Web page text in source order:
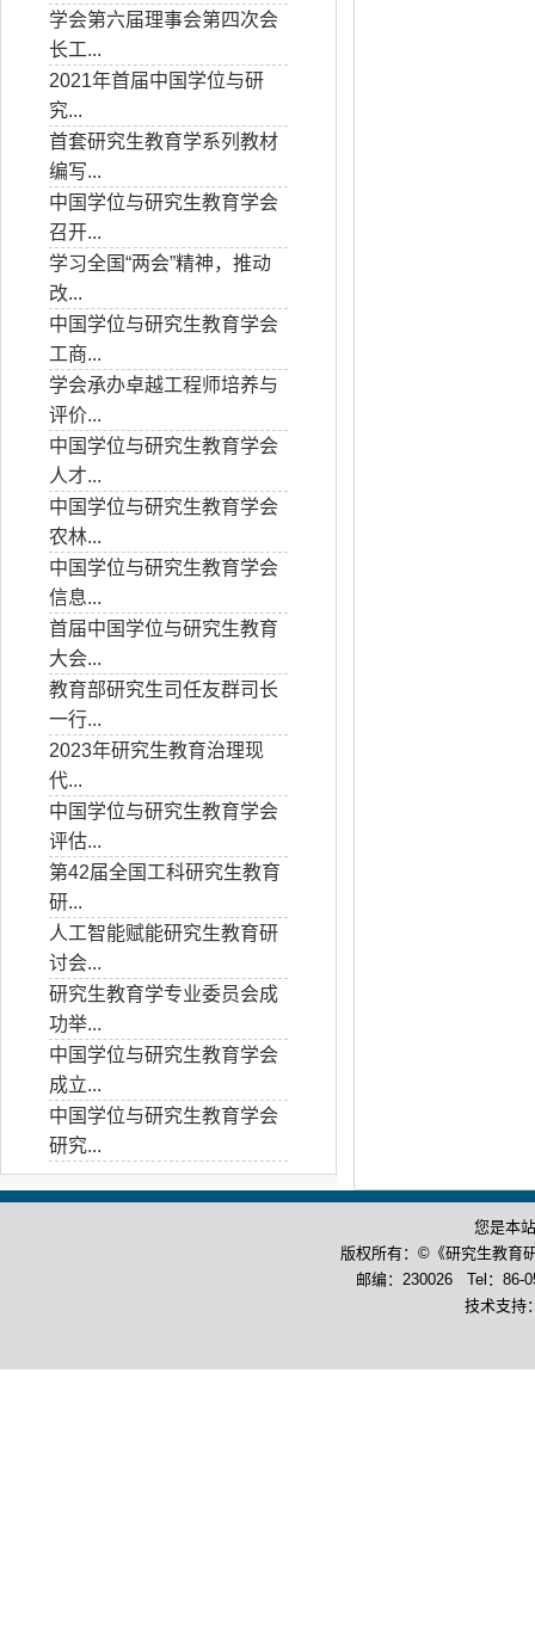
学会第六届理事会第四次会
长工...
2021年首届中国学位与研
究...
首套研究生教育学系列教材
编写...
中国学位与研究生教育学会
召开...
学习全国“两会”精神，推动
改...
中国学位与研究生教育学会
工商...
学会承办卓越工程师培养与
评价...
中国学位与研究生教育学会
人才...
中国学位与研究生教育学会
农林...
中国学位与研究生教育学会
信息...
首届中国学位与研究生教育
大会...
教育部研究生司任友群司长
一行...
2023年研究生教育治理现
代...
中国学位与研究生教育学会
评估...
第42届全国工科研究生教育
研...
人工智能赋能研究生教育研
讨会...
研究生教育学专业委员会成
功举...
中国学位与研究生教育学会
成立...
中国学位与研究生教育学会
研究...
您是本
版权所有：©《研究生教育
邮编：230026 Tel：86-
技术支持